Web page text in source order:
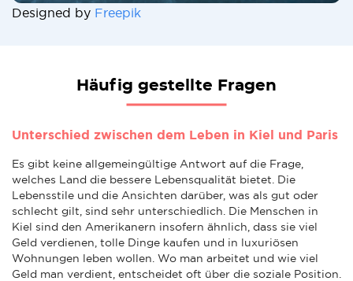
Designed by Freepik
Häufig gestellte Fragen
Unterschied zwischen dem Leben in Kiel und Paris
Es gibt keine allgemeingültige Antwort auf die Frage,
welches Land die bessere Lebensqualität bietet. Die
Lebensstile und die Ansichten darüber, was als gut oder
schlecht gilt, sind sehr unterschiedlich. Die Menschen in
Kiel sind den Amerikanern insofern ähnlich, dass sie viel
Geld verdienen, tolle Dinge kaufen und in luxuriösen
Wohnungen leben wollen. Wo man arbeitet und wie viel
Geld man verdient, entscheidet oft über die soziale Position.